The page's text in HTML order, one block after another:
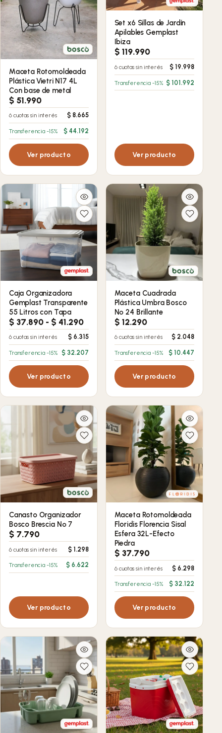
Maceta Rotomoldeada
Plástica Vietri N17 4L
Con base de metal
$ 51.990
6 cuotas sin interés $ 8.665
Transferencia -15% $ 44.192
Ver producto
Set x6 Sillas de Jardín
Apilables Gemplast
Ibiza
$ 119.990
6 cuotas sin interés $19.998
Transferencia -15% $101.992
Ver producto
Caja Organizadora
Gemplast Transparente
55 Litros con Tapa
$ 37.890 - $ 41.290Rango
de
precios:
desde
$ 37.890
hasta
$ 41.290
6 cuotas sin interés $ 6.315
Transferencia -15% $ 32.207
Ver producto
Maceta Cuadrada
Plástica Umbra Bosco
Nº 24 Brillante
$ 12.290
6 cuotas sin interés $2.048
Transferencia -15% $10.447
Ver producto
Canasto Organizador
Bosco Brescia Nº 7
$ 7.790
6 cuotas sin interés $ 1.298
Transferencia -15% $ 6.622
Ver producto
Maceta Rotomoldeada
Floridis Florencia Sisal
Esfera 32L-Efecto
Piedra
$ 37.790
6 cuotas sin interés $6.298
Transferencia -15% $32.122
Ver producto